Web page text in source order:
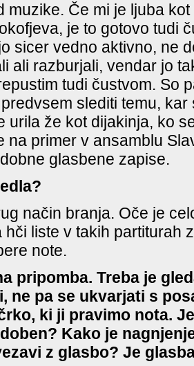
muzike. Če mi je ljuba
je to gotovo tudi
sicer vedno aktivno, ne
ali razburjali, vendar jo
tudi čustvom. So
slediti temu,
urila že kot dijakinja, ko
na primer v ansamblu
glasbene zapise.
način branja. Oče je
hči liste v takih partiturah
note.
pripomba. Treba je
ne pa se ukvarjati s
ki ji pravimo nota.
Kako je
z glasbo? Je